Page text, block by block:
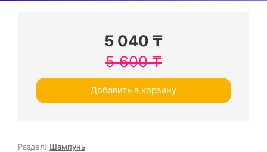
5 040 ₸
5 600₸
Добавить в корзину
Раздел: Шампунь